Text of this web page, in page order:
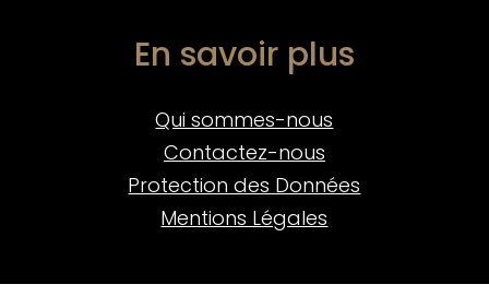
En savoir plus
Qui sommes-nous
Contactez-nous
Protection des Données
Mentions Légales